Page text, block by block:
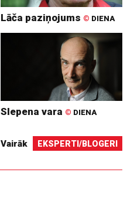
Lāča paziņojums © DIENA
Slepena vara © DIENA
Vairāk EKSPERTI/BLOGERI